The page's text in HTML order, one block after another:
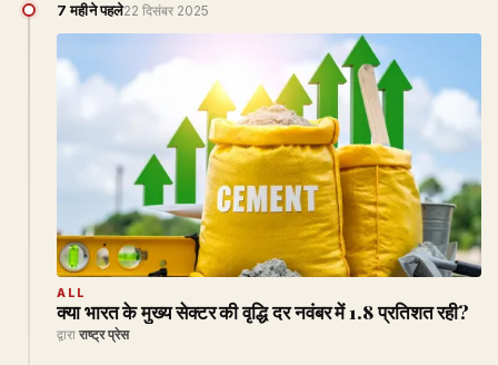
7 महीने पहले22 दिसंबर 2025
ALL
क्या भारत के मुख्य सेक्टर की वृद्धि दर नवंबर में 1.8 प्रतिशत रही?
द्वारा राष्ट्र प्रेस